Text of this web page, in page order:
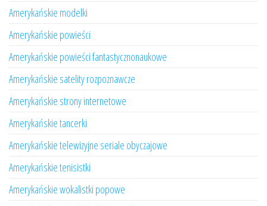
Amerykańskie modelki
Amerykańskie powieści
Amerykańskie powieści fantastycznonaukowe
Amerykańskie satelity rozpoznawcze
Amerykańskie strony internetowe
Amerykańskie tancerki
Amerykańskie telewizyjne seriale obyczajowe
Amerykańskie tenisistki
Amerykańskie wokalistki popowe